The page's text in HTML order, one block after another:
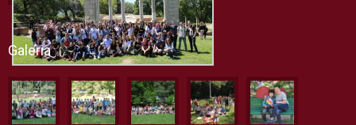
Galeria